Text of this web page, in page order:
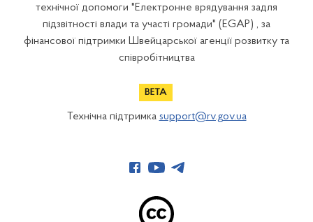
технічної допомоги "Електронне врядування задля
підзвітності влади та участі громади" (EGAP) , за
фінансової підтримки Швейцарської агенції розвитку та
співробітництва
Технічна підтримка support@rv.gov.ua